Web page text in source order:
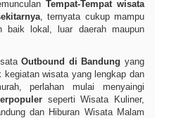
Tempat-Tempat wisata
, ternyata cukup mampu
baik lokal, luar daerah maupun
Outbound di Bandung yang
kegiatan wisata yang lengkap dan
perlahan mulai menyaingi
seperti Wisata Kuliner,
dan Hiburan Wisata Malam